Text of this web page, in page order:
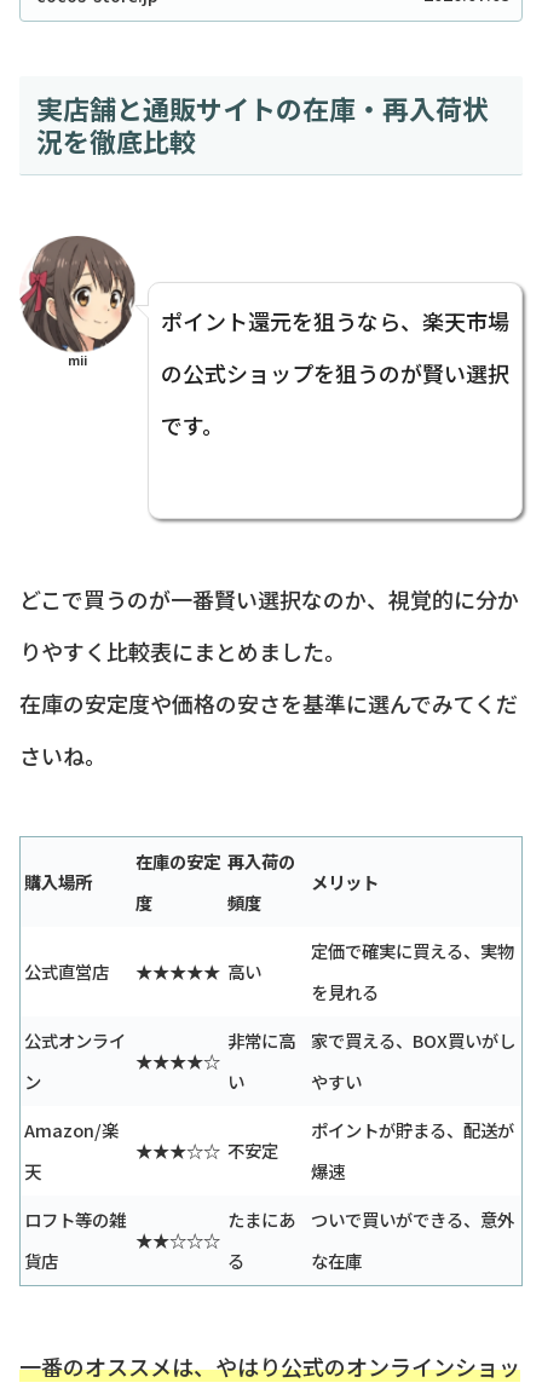
実店舗と通販サイトの在庫・再入荷状
況を徹底比較
mii
ポイント還元を狙うなら、楽天市場
の公式ショップを狙うのが賢い選択
です。
どこで買うのが一番賢い選択なのか、視覚的に分か
りやすく比較表にまとめました。
在庫の安定度や価格の安さを基準に選んでみてくだ
さいね。
購入場所
在庫の安定
度
再入荷の
頻度
メリット
公式直営店 ★★★★★ 高い
定価で確実に買える、実物
を見れる
公式オンライ
ン
★★★★☆
非常に高
い
家で買える、BOX買いがし
やすい
Amazon/楽
天
★★★☆☆ 不安定
ポイントが貯まる、配送が
爆速
ロフト等の雑
貨店
★★☆☆☆
たまにあ
る
ついで買いができる、意外
な在庫
一番のオススメは、やはり公式のオンラインショッ